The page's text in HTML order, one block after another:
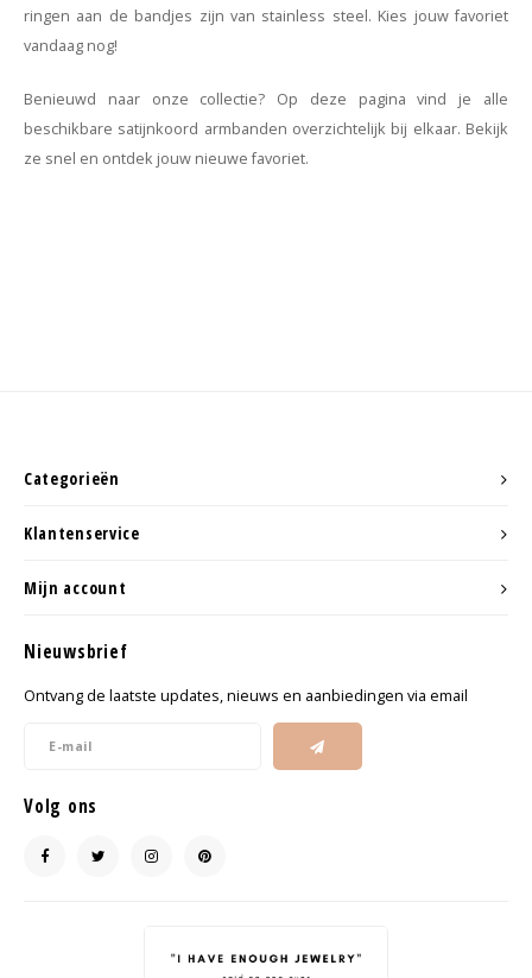
ringen aan de bandjes zijn van stainless steel. Kies jouw favoriet
vandaag nog!
Benieuwd naar onze collectie? Op deze pagina vind je alle
beschikbare satijnkoord armbanden overzichtelijk bij elkaar. Bekijk
ze snel en ontdek jouw nieuwe favoriet.
Categorieën
Klantenservice
Mijn account
Nieuwsbrief
Ontvang de laatste updates, nieuws en aanbiedingen via email
Volg ons